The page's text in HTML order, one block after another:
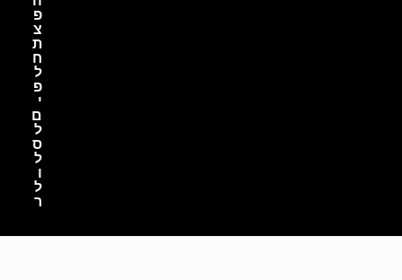
פ
צ
ת
ח
ל
פ
י
ם
ל
ס
ל
ו
ל
ר